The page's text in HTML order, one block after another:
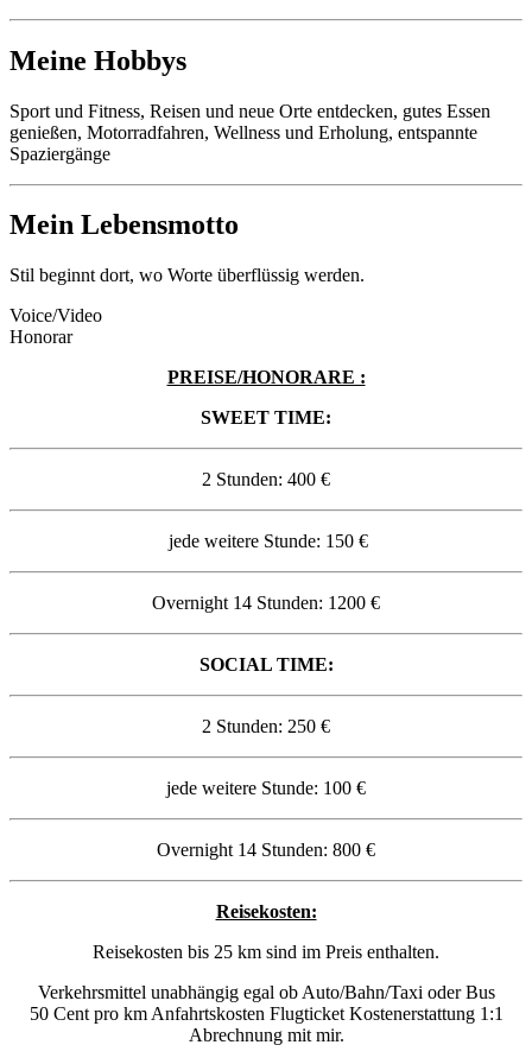
Meine Hobbys
Sport und Fitness, Reisen und neue Orte entdecken, gutes Essen
genießen, Motorradfahren, Wellness und Erholung, entspannte
Spaziergänge
Mein Lebensmotto
Stil beginnt dort, wo Worte überflüssig werden.
Voice/Video
Honorar
PREISE/HONORARE :
SWEET TIME:
2 Stunden: 400 €
jede weitere Stunde: 150 €
Overnight 14 Stunden: 1200 €
SOCIAL TIME:
2 Stunden: 250 €
jede weitere Stunde: 100 €
Overnight 14 Stunden: 800 €
Reisekosten:
Reisekosten bis 25 km sind im Preis enthalten.
Verkehrsmittel unabhängig egal ob Auto/Bahn/Taxi oder Bus
50 Cent pro km Anfahrtskosten Flugticket Kostenerstattung 1:1
Abrechnung mit mir.